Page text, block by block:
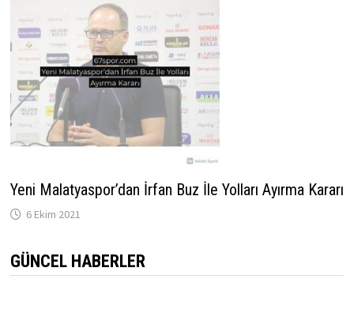
Yeni Malatyaspor’dan İrfan Buz İle Yolları Ayırma Kararı
6 Ekim 2021
GÜNCEL HABERLER